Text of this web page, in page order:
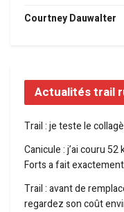
Courtney Dauwalter
Actualités trail
Trail : je teste le
Canicule : j’ai couru
Forts a fait
Trail : avant de
regardez son coût